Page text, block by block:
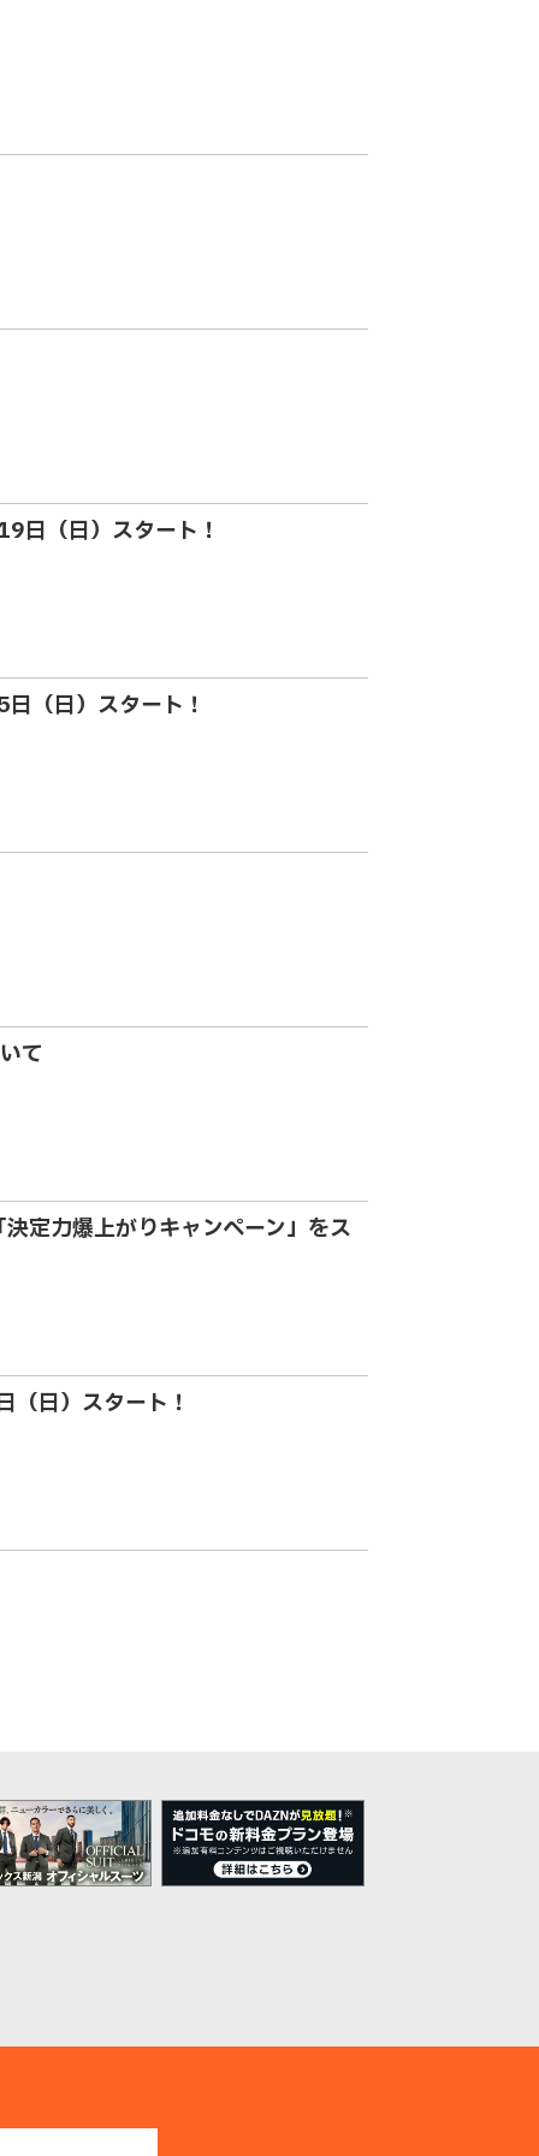
日（日）スタート！
（日）スタート！
て
定力爆上がりキャンペーン」をス
日）スタート！